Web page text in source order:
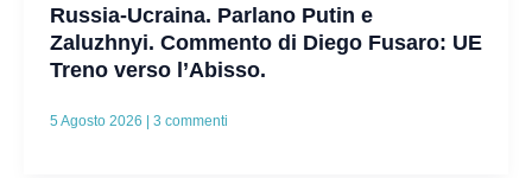
Russia-Ucraina. Parlano Putin e
Zaluzhnyi. Commento di Diego Fusaro: UE
Treno verso l’Abisso.
5 Agosto 2026 | 3 commenti